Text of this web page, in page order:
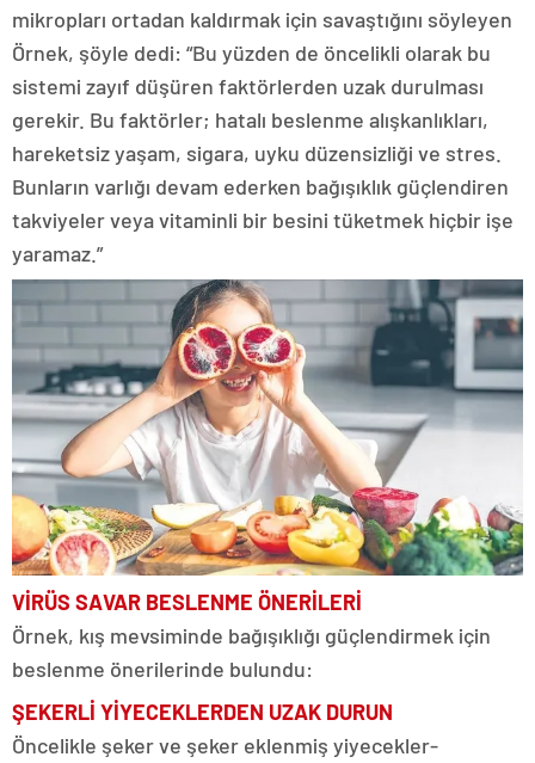
mikropları ortadan kaldırmak için savaştığını söyleyen
Örnek, şöyle dedi: “Bu yüzden de öncelikli olarak bu
sistemi zayıf düşüren faktörlerden uzak durulması
gerekir. Bu faktörler; hatalı beslenme alışkanlıkları,
hareketsiz yaşam, sigara, uyku düzensizliği ve stres.
Bunların varlığı devam ederken bağışıklık güçlendiren
takviyeler veya vitaminli bir besini tüketmek hiçbir işe
yaramaz.”
VİRÜS SAVAR BESLENME ÖNERİLERİ
Örnek, kış mevsiminde bağışıklığı güçlendirmek için
beslenme önerilerinde bulundu:
ŞEKERLİ YİYECEKLERDEN UZAK DURUN
Öncelikle şeker ve şeker eklenmiş yiyecekler-